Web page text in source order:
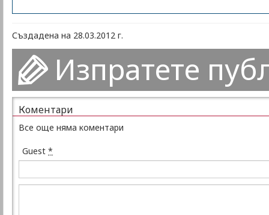
Създадена на 28.03.2012 г.
Изпратете
Коментари
Все още няма коментари
Guest *